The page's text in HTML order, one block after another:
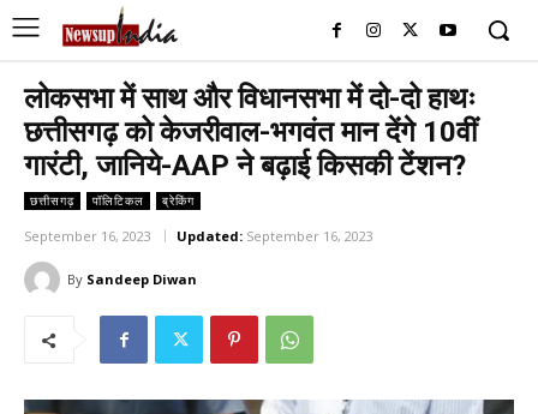
लोकसभा में साथ और विधानसभा में दो-दो हाथः
छत्तीसगढ़ को केजरीवाल-भगवंत मान देंगे 10वीं
गारंटी, जानिये-AAP ने बढ़ाई किसकी टेंशन?
छत्तीसगढ़ पॉलिटिकल ब्रेकिंग
September 16, 2023 Updated: September 16, 2023
By Sandeep Diwan